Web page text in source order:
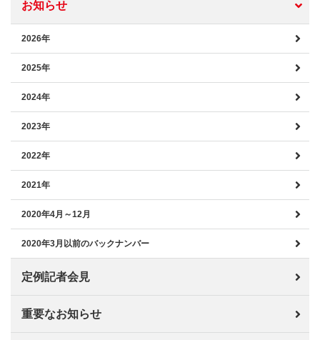
お知らせ
2026年
2025年
2024年
2023年
2022年
2021年
2020年4月～12月
2020年3月以前のバックナンバー
定例記者会見
重要なお知らせ